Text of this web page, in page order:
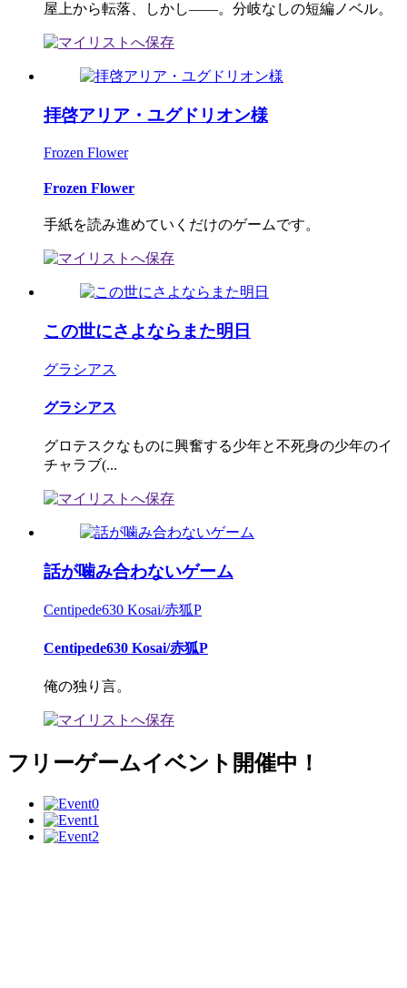
屋上から転落、しかし――。分岐なしの短編ノベル。
拝啓アリア・ユグドリオン様
Frozen Flower
Frozen Flower
手紙を読み進めていくだけのゲームです。
この世にさよならまた明日
グラシアス
グラシアス
グロテスクなものに興奮する少年と不死身の少年のイ
チャラブ(...
話が噛み合わないゲーム
Centipede630 Kosai/赤狐P
Centipede630 Kosai/赤狐P
俺の独り言。
フリーゲームイベント開催中！